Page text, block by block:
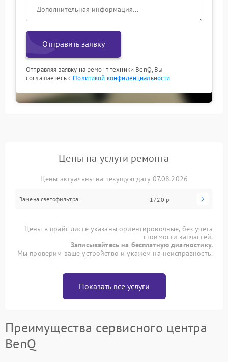
Отправить заявку
Отправляя заявку на ремонт техники BenQ, Вы
соглашаетесь с Политикой конфиденциальности
Цены на услуги ремонта
Цены актуальны на текущую дату 07.08.2026
Замена светофильтра 1720 р
Цены в прайс-листе указаны ориентировочные, без учета
стоимости запчастей.
Записывайтесь на бесплатную диагностику.
Мы проверим ваше устройство и укажем на неисправность.
Показать все услуги
Преимущества сервисного центра
BenQ